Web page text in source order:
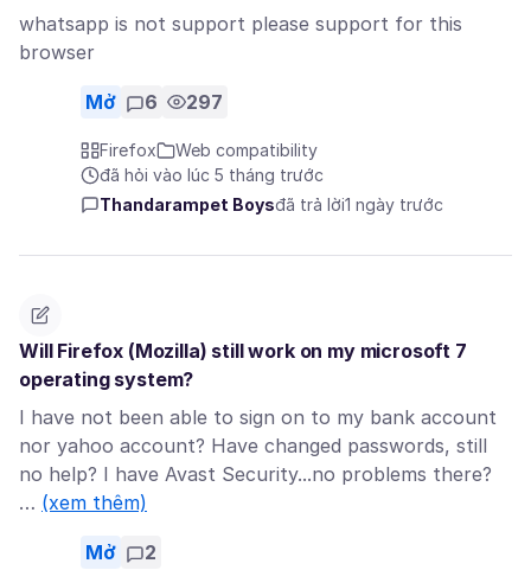
whatsapp is not support please support for this
browser
Mở 6 297
Firefox
Web compatibility
đã hỏi vào lúc 5 tháng trước
Thandarampet Boysđã trả lời1 ngày trước
Will Firefox (Mozilla) still work on my microsoft 7
operating system?
I have not been able to sign on to my bank account
nor yahoo account? Have changed passwords, still
no help? I have Avast Security...no problems there?
… (xem thêm)
Mở 2